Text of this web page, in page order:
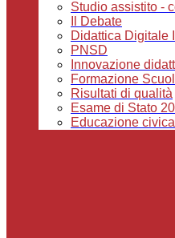
Studio assistito -
Il Debate
Didattica Digitale
PNSD
Innovazione
Formazione
Risultati di qualità
Esame di Stato
Educazione civica